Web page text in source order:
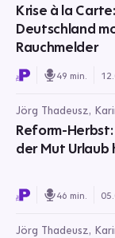
Krise à la
Deutschland
Rauchmelder
49 min.
Jörg Thadeusz,
Reform-
der Mut Urlaub
46 min.
Jörg Thadeusz,